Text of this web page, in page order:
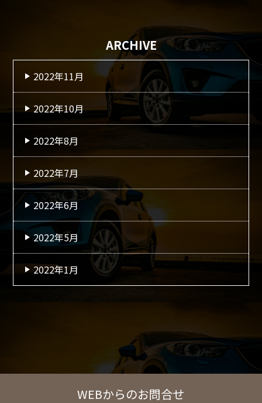
ARCHIVE
2022年11月
2022年10月
2022年8月
2022年7月
2022年6月
2022年5月
2022年1月
WEBからのお問合せ